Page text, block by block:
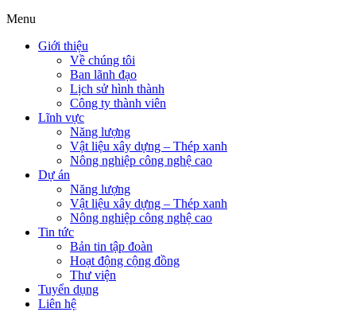
Menu
Giới thiệu
Về chúng tôi
Ban lãnh đạo
Lịch sử hình thành
Công ty thành viên
Lĩnh vực
Năng lượng
Vật liệu xây dựng – Thép xanh
Nông nghiệp công nghệ cao
Dự án
Năng lượng
Vật liệu xây dựng – Thép xanh
Nông nghiệp công nghệ cao
Tin tức
Bản tin tập đoàn
Hoạt động cộng đồng
Thư viện
Tuyển dụng
Liên hệ